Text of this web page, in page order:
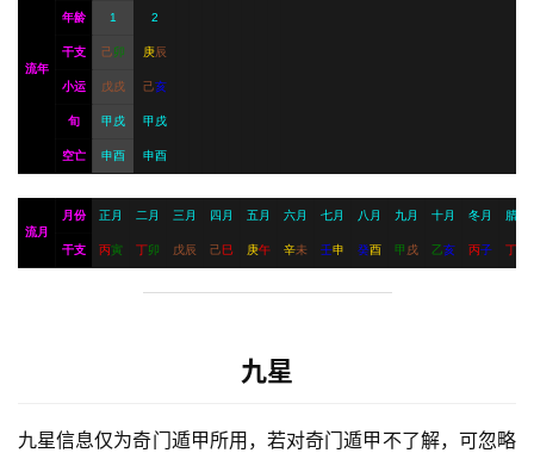
流年
年龄 1 2
干支 己卯 庚辰
小运 戊戌 己亥
旬 甲戌 甲戌
空亡 申酉 申酉
流月
月份 正月 二月 三月 四月 五月 六月 七月 八月 九月 十月 冬月 腊月
干支 丙寅 丁卯 戊辰 己巳 庚午 辛未 壬申 癸酉 甲 戌 乙亥 丙子 丁
九星
九星信息仅为奇门遁甲所用，若对奇门遁甲不了解，可忽略